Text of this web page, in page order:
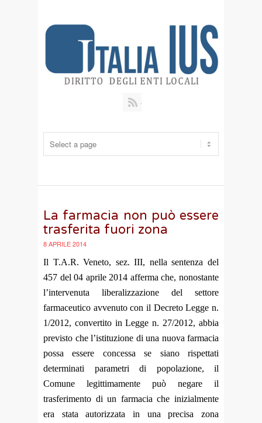
La farmacia non può essere
trasferita fuori zona
8 APRILE 2014
Il T.A.R. Veneto, sez. III, nella sentenza del
457 del 04 aprile 2014 afferma che, nonostante
l’intervenuta liberalizzazione del settore
farmaceutico avvenuto con il Decreto Legge n.
1/2012, convertito in Legge n. 27/2012, abbia
previsto che l’istituzione di una nuova farmacia
possa essere concessa se siano rispettati
determinati parametri di popolazione, il
Comune legittimamente può negare il
trasferimento di un farmacia che inizialmente
era stata autorizzata in una precisa zona